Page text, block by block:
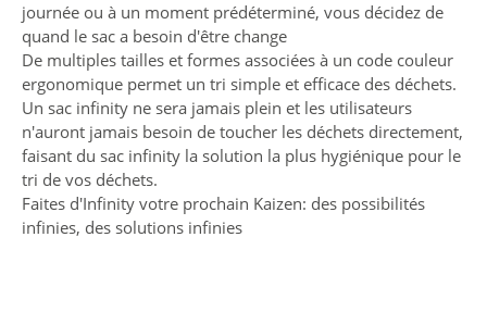
journée ou à un moment prédéterminé, vous décidez de
quand le sac a besoin d'être change
De multiples tailles et formes associées à un code couleur
ergonomique permet un tri simple et efficace des déchets.
Un sac infinity ne sera jamais plein et les utilisateurs
n'auront jamais besoin de toucher les déchets directement,
faisant du sac infinity la solution la plus hygiénique pour le
tri de vos déchets.
Faites d'Infinity votre prochain Kaizen: des possibilités
infinies, des solutions infinies